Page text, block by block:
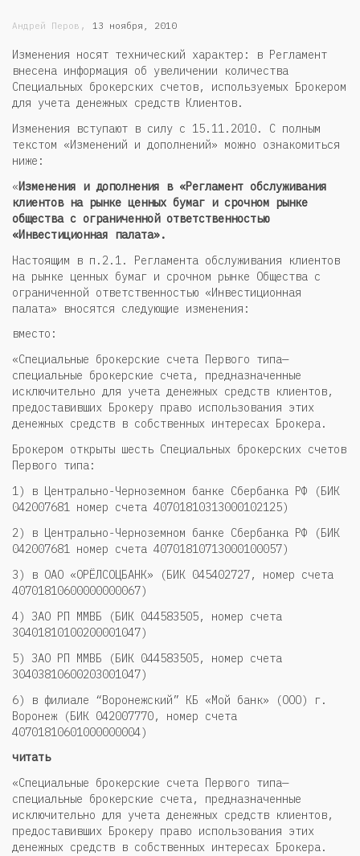
Андрей Перов , 13 ноября, 2010
Изменения носят технический характер: в Регламент
внесена информация об увеличении количества
Специальных брокерских счетов, используемых Брокером
для учета денежных средств Клиентов.
Изменения вступают в силу с 15.11.2010. С полным
текстом «Изменений и дополнений» можно ознакомиться
ниже:
«Изменения и дополнения в «Регламент обслуживания
клиентов на рынке ценных бумаг и срочном рынке
общества с ограниченной ответственностью
«Инвестиционная палата».
Настоящим в п.2.1. Регламента обслуживания клиентов
на рынке ценных бумаг и срочном рынке Общества с
ограниченной ответственностью «Инвестиционная
палата» вносятся следующие изменения:
вместо:
«Специальные брокерские счета Первого типа—
специальные брокерские счета, предназначенные
исключительно для учета денежных средств клиентов,
предоставивших Брокеру право использования этих
денежных средств в собственных интересах Брокера.
Брокером открыты шесть Специальных брокерских счетов
Первого типа:
1) в Ц­е­н­т­р­а­л­ь­н­о­-­Ч­е­р­н­о­з­е­м­н­ом­ ­б­а­н­ке­ ­С­б­е­р­б­а­н­к­а­ ­Р­Ф (БИК
0­4­2­0­0­7­6­8­1 н­о­м­е­р­­ с­ч­е­т­а ­4­0­7­0­1­8­1­0­3­1­3­0­0­0­1­0­2­1­2­5)
2) в Ц­е­н­т­р­а­л­ь­н­о­-­Ч­е­р­н­о­з­е­м­н­ом­ ­б­а­н­ке­ ­С­б­е­р­б­а­н­к­а­ ­Р­Ф (БИК
0­4­2­0­0­7­6­8­1 н­о­м­е­р­­ с­ч­е­т­а ­4­0­7­0­1­8­1­07­1­3­0­0­0­1000­57)
3) в ОАО «ОРЁЛСОЦБАНК» (БИК 045402727, номер счета
40701810600000000067)
4) ЗАО РП ММВБ (БИК 044583505, номер счета
30401810100200001047)
5) ЗАО РП ММВБ (БИК 044583505, номер счета
30403810600203001047)
6) в филиале “Воронежский” КБ «Мой банк» (ООО) г.
Воронеж (БИК 042007770, номер счета
40701810601000000004)
читать
«Специальные брокерские счета Первого типа—
специальные брокерские счета, предназначенные
исключительно для учета денежных средств клиентов,
предоставивших Брокеру право использования этих
денежных средств в собственных интересах Брокера.